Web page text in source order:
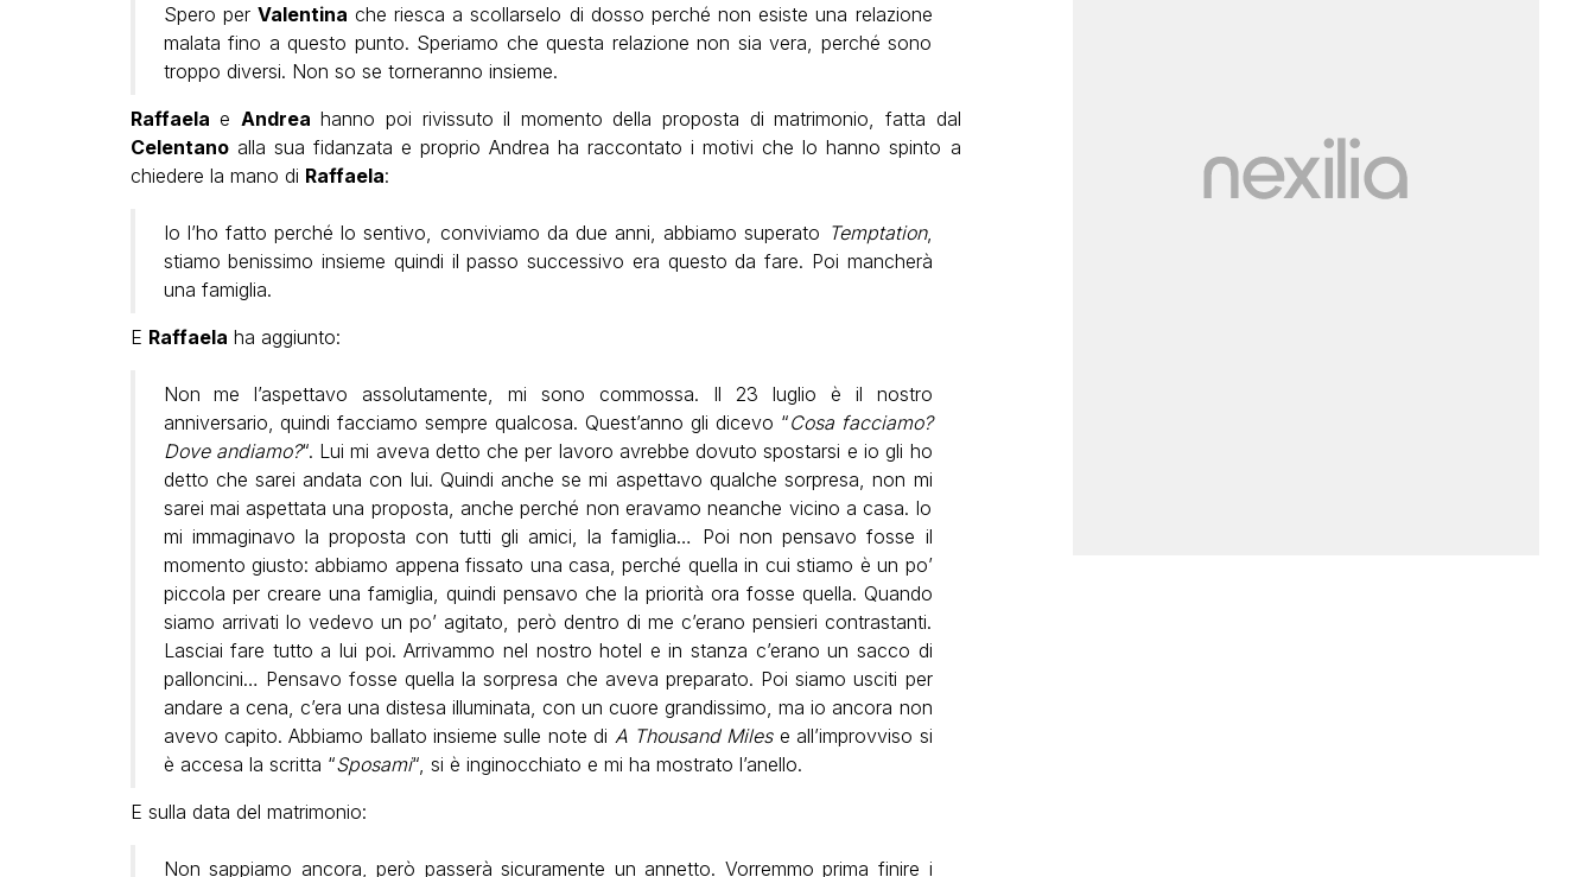
Spero per Valentina che riesca a scollarselo di dosso perché non esiste una relazione
malata fino a questo punto. Speriamo che questa relazione non sia vera, perché sono
troppo diversi. Non so se torneranno insieme.
Raffaela e Andrea hanno poi rivissuto il momento della proposta di matrimonio, fatta dal
Celentanoalla sua fidanzata e proprio Andrea ha raccontato i motivi che lo hanno spinto a
chiedere la mano di Raffaela:
Io l’ho fatto perché lo sentivo, conviviamo da due anni, abbiamo superato Temptation,
stiamo benissimo insieme quindi il passo successivo era questo da fare. Poi mancherà
una famiglia.
E Raffaela ha aggiunto:
Non me l’aspettavo assolutamente, mi sono commossa. Il 23 luglio è il nostro
anniversario, quindi facciamo sempre qualcosa. Quest’anno gli dicevo “Cosa facciamo?
Dove andiamo?“. Lui mi aveva detto che per lavoro avrebbe dovuto spostarsi e io gli ho
detto che sarei andata con lui. Quindi anche se mi aspettavo qualche sorpresa, non mi
sarei mai aspettata una proposta, anche perché non eravamo neanche vicino a casa. Io
mi immaginavo la proposta con tutti gli amici, la famiglia… Poi non pensavo fosse il
momento giusto: abbiamo appena fissato una casa, perché quella in cui stiamo è un po’
piccola per creare una famiglia, quindi pensavo che la priorità ora fosse quella. Quando
siamo arrivati lo vedevo un po’ agitato, però dentro di me c’erano pensieri contrastanti.
Lasciai fare tutto a lui poi. Arrivammo nel nostro hotel e in stanza c’erano un sacco di
palloncini… Pensavo fosse quella la sorpresa che aveva preparato. Poi siamo usciti per
andare a cena, c’era una distesa illuminata, con un cuore grandissimo, ma io ancora non
avevo capito. Abbiamo ballato insieme sulle note di A Thousand Miles e all’improvviso si
è accesa la scritta “Sposami“, si è inginocchiato e mi ha mostrato l’anello.
E sulla data del matrimonio:
Non sappiamo ancora, però passerà sicuramente un annetto. Vorremmo prima finire i